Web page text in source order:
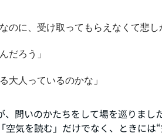
のに、受け取ってもらえなくて悲し
だろう」
大人っているのかな」
、問いのかたちをして場を巡りまし
空気を読む」だけでなく、ときに